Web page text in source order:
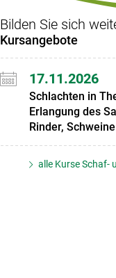
Bilden Sie sich
Kursangebote
17.11.2026
Schlachten in
Erlangung des
Rinder,
alle Kurse Schaf-